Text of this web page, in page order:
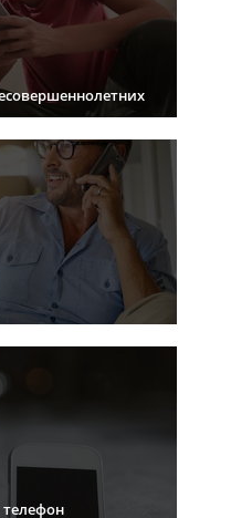
телефон